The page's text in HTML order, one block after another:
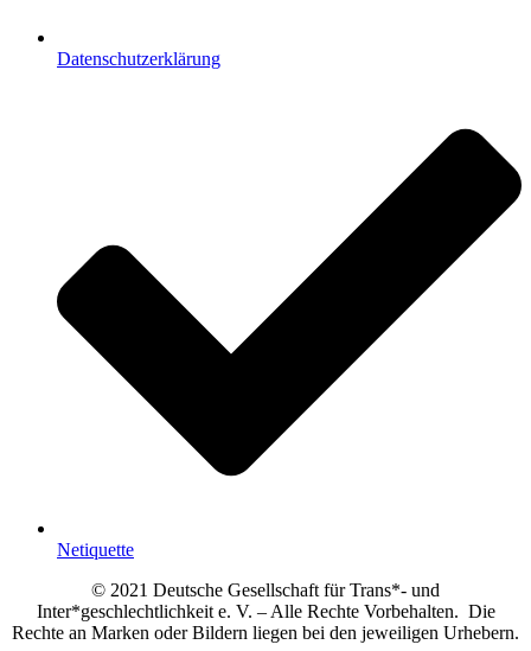
Datenschutzerklärung
Netiquette
© 2021 Deutsche Gesellschaft für Trans*- und
Inter*geschlechtlichkeit e. V. – Alle Rechte Vorbehalten. Die
Rechte an Marken oder Bildern liegen bei den jeweiligen Urhebern.